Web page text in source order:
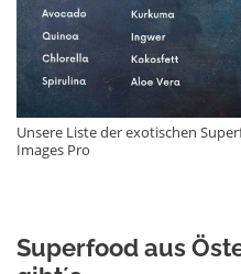
Unsere Liste der exotischen
Images Pro
Superfood aus